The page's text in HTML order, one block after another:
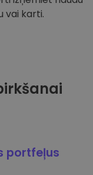
vai karti.
portfeļus